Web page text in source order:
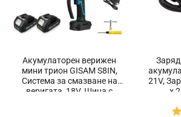
Акумулаторен верижен
мини трион GISAM S8IN,
Система за смазване на
веригата, 18V, Шина с
21V,
x